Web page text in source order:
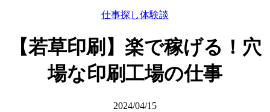
仕事探し体験談
【若草印刷】楽で稼げる！穴
場な印刷工場の仕事
2024/04/15